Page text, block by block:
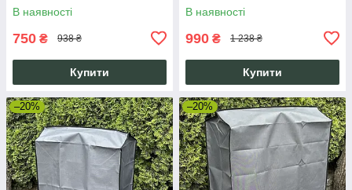
В наявності
750 ₴ 938 ₴
Купити
В наявності
990 ₴ 1 238 ₴
Купити
–20% –20%